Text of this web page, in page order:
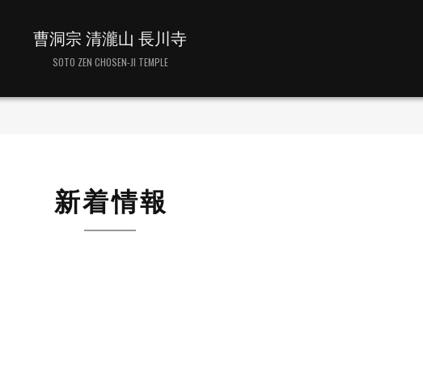
曹洞宗 清瀧山 長川寺
SOTO ZEN CHOSEN-JI TEMPLE
新着情報